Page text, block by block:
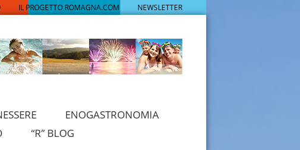
IL PROGETTO ROMAGNA.COM NEWSLETTER
ENOGASTRONOMIA
“R” BLOG